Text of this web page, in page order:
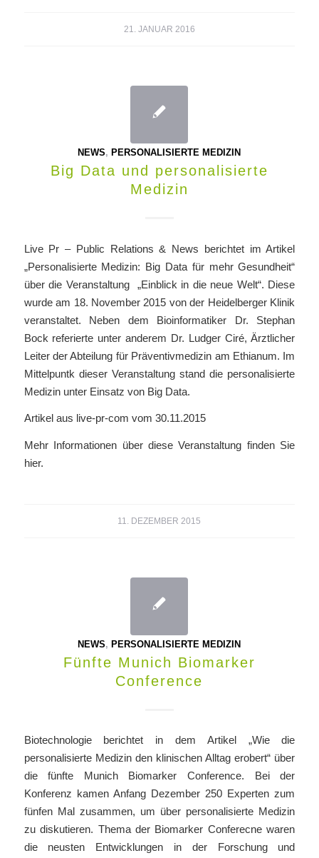
21. JANUAR 2016
NEWS, PERSONALISIERTE MEDIZIN
Big Data und personalisierte
Medizin
Live Pr – Public Relations & News berichtet im Artikel
„Personalisierte Medizin: Big Data für mehr Gesundheit“
über die Veranstaltung „Einblick in die neue Welt“. Diese
wurde am 18. November 2015 von der Heidelberger Klinik
veranstaltet. Neben dem Bioinformatiker Dr. Stephan
Bock referierte unter anderem Dr. Ludger Ciré, Ärztlicher
Leiter der Abteilung für Präventivmedizin am Ethianum. Im
Mittelpuntk dieser Veranstaltung stand die personalisierte
Medizin unter Einsatz von Big Data.
Artikel aus live-pr-com vom 30.11.2015
Mehr Informationen über diese Veranstaltung finden Sie
hier.
11. DEZEMBER 2015
NEWS,PERSONALISIERTE MEDIZIN
Fünfte Munich Biomarker
Conference
Biotechnologie berichtet in dem Artikel „Wie die
personalisierte Medizin den klinischen Alltag erobert“ über
die fünfte Munich Biomarker Conference. Bei der
Konferenz kamen Anfang Dezember 250 Experten zum
fünfen Mal zusammen, um über personalisierte Medizin
zu diskutieren. Thema der Biomarker Conferecne waren
die neusten Entwicklungen in der Forschung und